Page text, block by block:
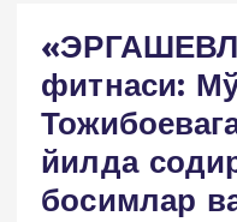
фитнаси:
йилда
босимлар